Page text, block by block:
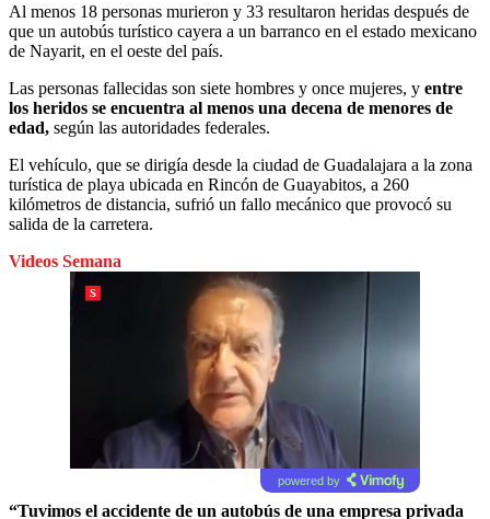
Al menos 18 personas murieron y 33 resultaron heridas después de
que un autobús turístico cayera a un barranco en el estado mexicano
de Nayarit, en el oeste del país.
Las personas fallecidas son siete hombres y once mujeres, y entre
los heridos se encuentra al menos una decena de menores de
edad, según las autoridades federales.
El vehículo, que se dirigía desde la ciudad de Guadalajara a la zona
turística de playa ubicada en Rincón de Guayabitos, a 260
kilómetros de distancia, sufrió un fallo mecánico que provocó su
salida de la carretera.
Videos Semana
powered by
“Tuvimos el accidente de un autobús de una empresa privada